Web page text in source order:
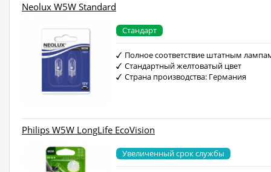
Neolux W5W Standard
Стандарт
Полное соответствие штатным
Стандартный желтоватый цвет
Страна производства: Германия
Philips W5W LongLife EcoVision
Увеличенный срок службы